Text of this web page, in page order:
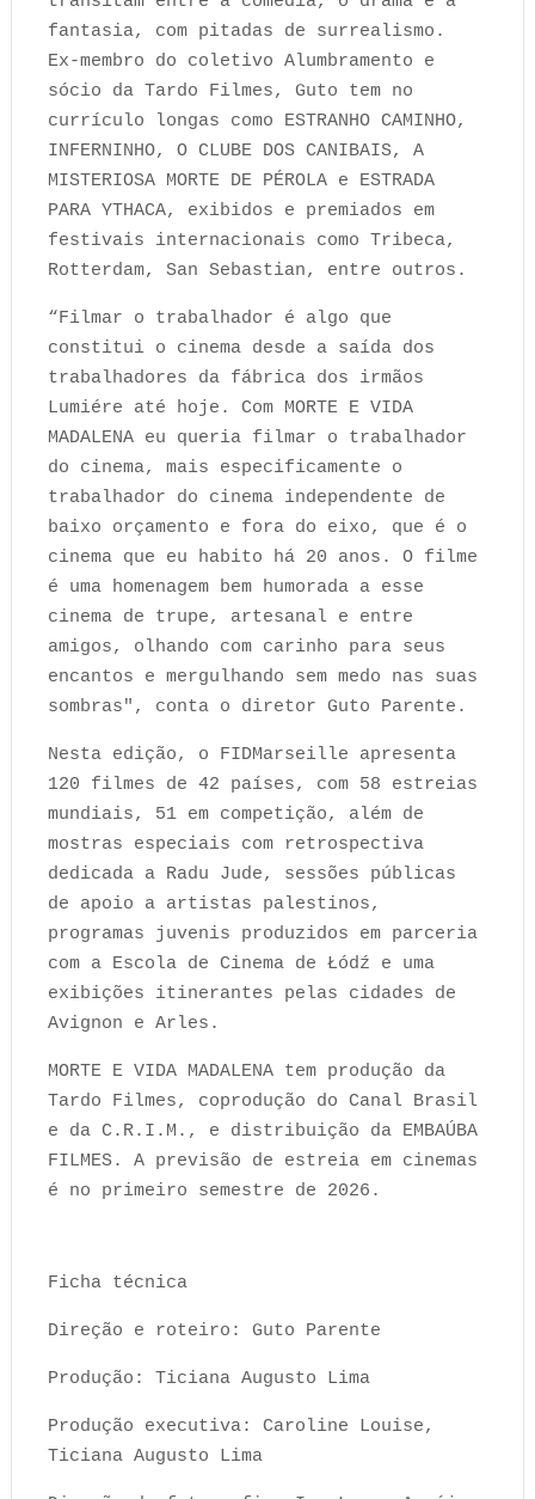
fantasia, com pitadas de surrealismo.
Ex-membro do coletivo Alumbramento e
sócio da Tardo Filmes, Guto tem no
currículo longas como ESTRANHO CAMINHO,
INFERNINHO, O CLUBE DOS CANIBAIS, A
MISTERIOSA MORTE DE PÉROLA e ESTRADA
PARA YTHACA, exibidos e premiados em
festivais internacionais como Tribeca,
Rotterdam, San Sebastian, entre outros.
“Filmar o trabalhador é algo que
constitui o cinema desde a saída dos
trabalhadores da fábrica dos irmãos
Lumiére até hoje. Com MORTE E VIDA
MADALENA eu queria filmar o trabalhador
do cinema, mais especificamente o
trabalhador do cinema independente de
baixo orçamento e fora do eixo, que é o
cinema que eu habito há 20 anos. O filme
é uma homenagem bem humorada a esse
cinema de trupe, artesanal e entre
amigos, olhando com carinho para seus
encantos e mergulhando sem medo nas suas
sombras", conta o diretor Guto Parente.
Nesta edição, o FIDMarseille apresenta
120 filmes de 42 países, com 58 estreias
mundiais, 51 em competição, além de
mostras especiais com retrospectiva
dedicada a Radu Jude, sessões públicas
de apoio a artistas palestinos,
programas juvenis produzidos em parceria
com a Escola de Cinema de Łódź e uma
exibições itinerantes pelas cidades de
Avignon e Arles.
MORTE E VIDA MADALENA tem produção da
Tardo Filmes, coprodução do Canal Brasil
e da C.R.I.M., e distribuição da EMBAÚBA
FILMES. A previsão de estreia em cinemas
é no primeiro semestre de 2026.
Ficha técnica
Direção e roteiro: Guto Parente
Produção: Ticiana Augusto Lima
Produção executiva: Caroline Louise,
Ticiana Augusto Lima